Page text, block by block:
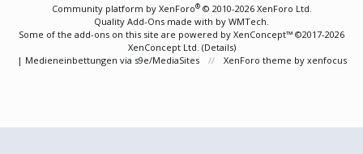
Community platform by XenForo® © 2010-2026 XenForo Ltd.
Quality Add-Ons made with by WMTech.
Some of the add-ons on this site are powered by XenConcept™ ©2017-2026
XenConcept Ltd. (Details)
| Medieneinbettungen via s9e/MediaSites XenForo theme by xenfocus